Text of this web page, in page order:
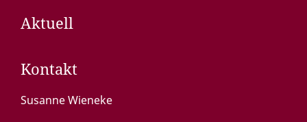
Aktuell
Kontakt
Susanne Wieneke